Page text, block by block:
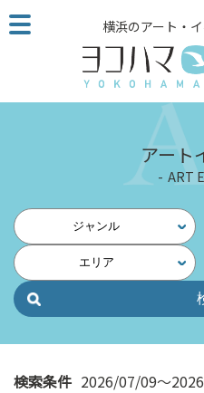
こ
の
ジ
読
他
ペ
の
横浜のアート・
アート
ART
ジャンル
エリア
検索条件 2026/07/09～